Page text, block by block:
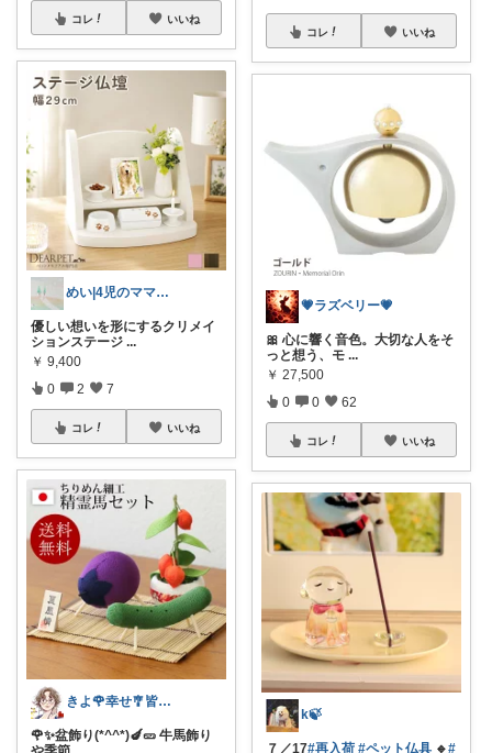
コレ いいね
めい|4児のママおすすめ
優しい想いを形にするクリメイ
ションステージ ...
￥ 9,400
0 2 7
コレ いいね
きよ🌹幸せ🎐皆様のお心遣いに感謝💖
🌹✨盆飾り(*^^*)🍆🥒 牛馬飾り
コレ いいね
💗ラズベリー💗
🎀 心に響く音色。大切な人をそ
っと想う、モ ...
￥ 27,500
0 0 62
コレ いいね
k🍃
７／17#再入荷 #ペット仏具 🔹#